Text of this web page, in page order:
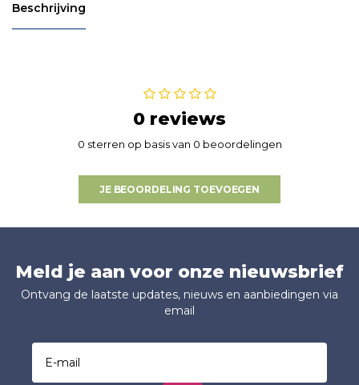
Beschrijving
0 reviews
0 sterren op basis van 0 beoordelingen
JE BEOORDELING TOEVOEGEN
Meld je aan voor onze nieuwsbrief
Ontvang de laatste updates, nieuws en aanbiedingen via
email